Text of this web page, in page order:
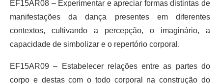
EF15AR08 – Experimentar e apreciar formas distintas de
manifestações da dança presentes em diferentes
contextos, cultivando a percepção, o imaginário, a
capacidade de simbolizar e o repertório corporal.
EF15AR09 – Estabelecer relações entre as partes do
corpo e destas com o todo corporal na construção do